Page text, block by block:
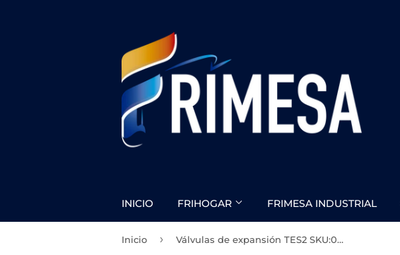
INICIO FRIHOGAR FRIMESA INDUSTRIAL
Inicio › Válvulas de expansión TES2 SKU:068Z3403